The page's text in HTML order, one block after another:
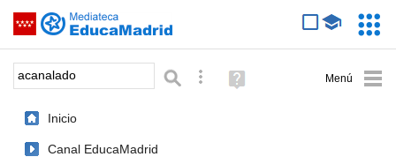
Saltar navegación
Palabra o frase: Búsqueda avanzada
Ayuda
(en
Inicio
Canal EducaMadrid